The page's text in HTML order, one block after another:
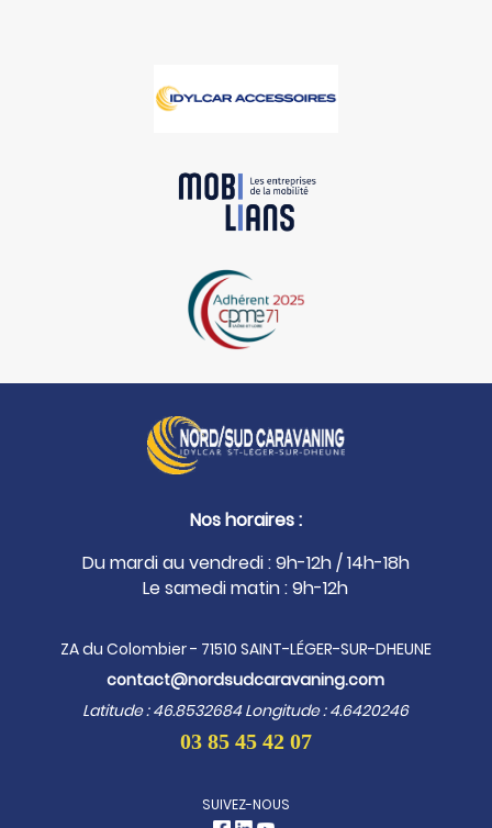
Nos horaires :
Du mardi au vendredi : 9h-12h / 14h-18h
Le samedi matin : 9h-12h
ZA du Colombier - 71510 SAINT-LÉGER-SUR-DHEUNE
contact@nordsudcaravaning.com
Latitude : 46.8532684 Longitude : 4.6420246
03 85 45 42 07
SUIVEZ-NOUS